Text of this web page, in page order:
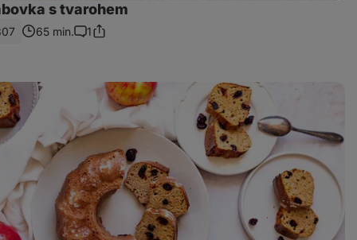
s tvarohem
65 min.
Komentáře
1Sdílet